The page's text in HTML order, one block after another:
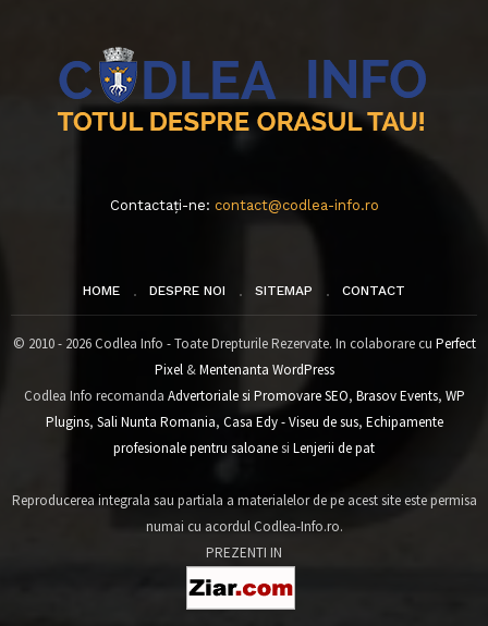
Contactați-ne: contact@codlea-info.ro
HOME DESPRE NOI SITEMAP CONTACT
© 2010 - 2026 Codlea Info - Toate Drepturile Rezervate. In colaborare cu Perfect
Pixel&Mentenanta WordPress
Codlea Info recomanda Advertoriale si Promovare SEO, Brasov Events, WP
Plugins, Sali Nunta Romania, Casa Edy - Viseu de sus, Echipamente
profesionale pentru saloanesi Lenjerii de pat
Reproducerea integrala sau partiala a materialelor de pe acest site este permisa
numai cu acordul Codlea-Info.ro.
PREZENTI IN